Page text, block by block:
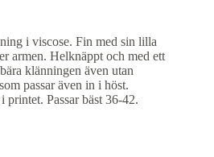
i viscose. Fin med sin lilla
armen. Helknäppt och med ett
klänningen även utan
passar även in i höst.
Passar bäst 36-42.